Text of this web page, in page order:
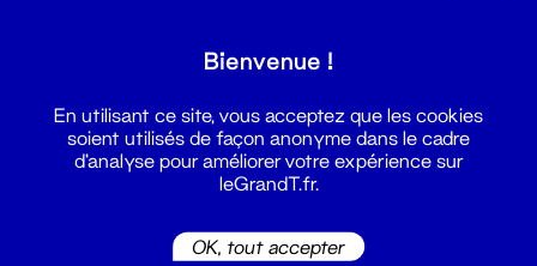
Bienvenue !
En utilisant ce site, vous acceptez que les cookies
soient utilisés de façon anonyme dans le cadre
d'analyse pour améliorer votre expérience sur
leGrandT.fr.
OK, tout accepter